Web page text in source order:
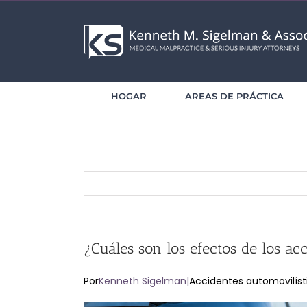
HOGAR AREAS DE PRÁCTICA
¿Cuáles son los efectos de los
PorKenneth Sigelman|Accidentes